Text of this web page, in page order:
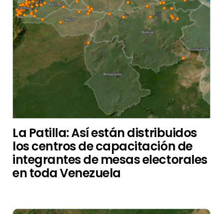
La Patilla: Así están distribuidos
los centros de capacitación de
integrantes de mesas electorales
en toda Venezuela